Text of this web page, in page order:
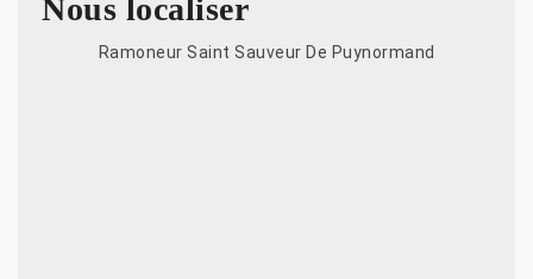
Nous localiser
Ramoneur Saint Sauveur De Puynormand